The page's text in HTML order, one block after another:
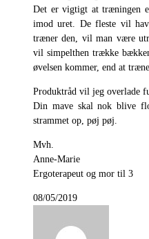
Det er vigtigt at træningen
imod uret. De fleste vil
træner den, vil man være
vil simpelthen trække
øvelsen kommer, end at
Produktråd vil jeg overlade
Din mave skal nok blive
strammet op, pøj pøj.
Mvh.
Anne-Marie
Ergoterapeut og mor til 3
08/05/2019